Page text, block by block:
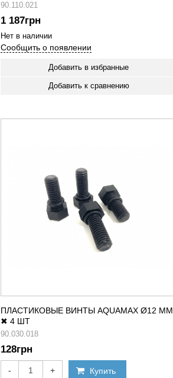
90.110.021
1 187грн
Нет в наличии
Сообщить о появлении
Добавить в избранные
Добавить к сравнению
ПЛАСТИКОВЫЕ ВИНТЫ AQUAMAX Ø12 ММ
✖ 4 ШТ
90.030.018
128грн
- + Купить